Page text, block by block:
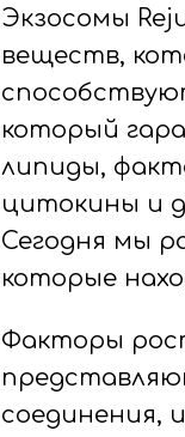
Экзосомы
веществ,
который
липиды,
цитокины и
Сегодня мы
которые
Факторы
соединения,